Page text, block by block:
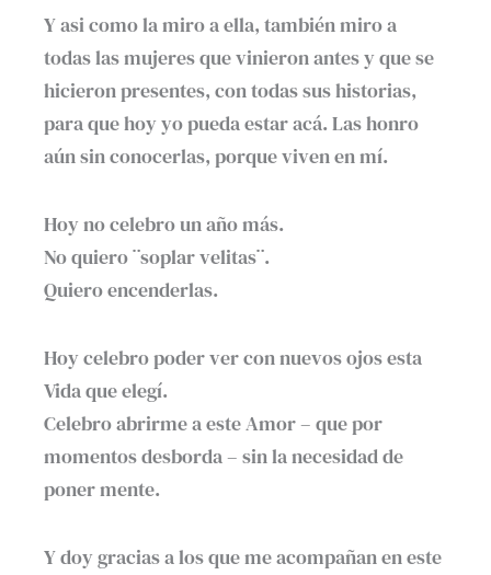
Y asi como la miro a ella, también miro a
todas las mujeres que vinieron antes y que se
hicieron presentes, con todas sus historias,
para que hoy yo pueda estar acá. Las honro
aún sin conocerlas, porque viven en mí.
Hoy no celebro un año más.
No quiero ¨soplar velitas¨.
Quiero encenderlas.
Hoy celebro poder ver con nuevos ojos esta
Vida que elegí.
Celebro abrirme a este Amor – que por
momentos desborda – sin la necesidad de
poner mente.
Y doy gracias a los que me acompañan en este